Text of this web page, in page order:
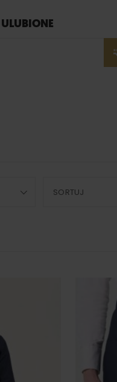
ULUBIONE
SORTUJ